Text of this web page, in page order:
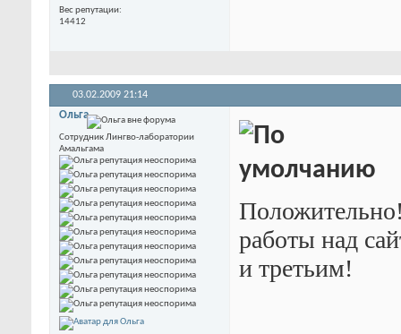
Вес репутации
14412
03.02.2009 21:14
Ольга
Сотрудник Лингво-лаборатории
Амальгама
работы над
и третьим!